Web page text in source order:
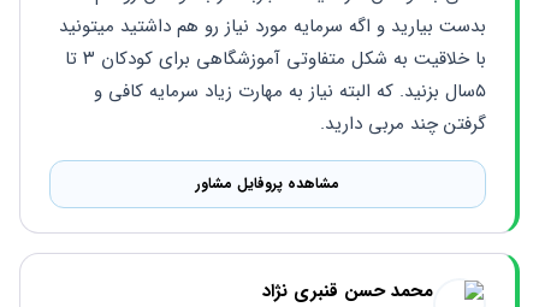
گرفتن چند مربی دارید.
مشاهده پروفایل مشاور
محمد حسن قنبری نژاد